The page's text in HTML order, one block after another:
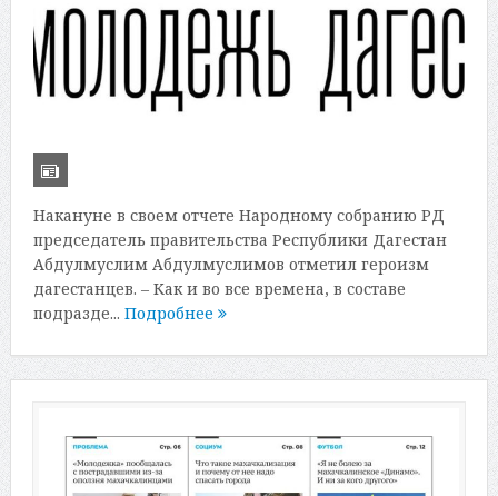
Накануне в своем отчете Народному собранию РД
председатель правительства Республики Дагестан
Абдулмуслим Абдулмуслимов отметил героизм
дагестанцев. – Как и во все времена, в составе
подразде... Подробнее